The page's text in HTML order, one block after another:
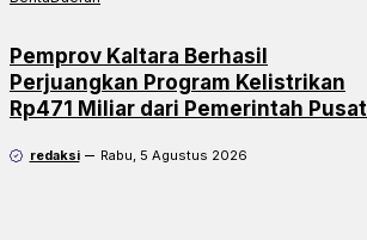
Pemprov Kaltara Berhasil
Perjuangkan Program Kelistrikan
Rp471 Miliar dari Pemerintah Pusat
redaksi Rabu, 5 Agustus 2026